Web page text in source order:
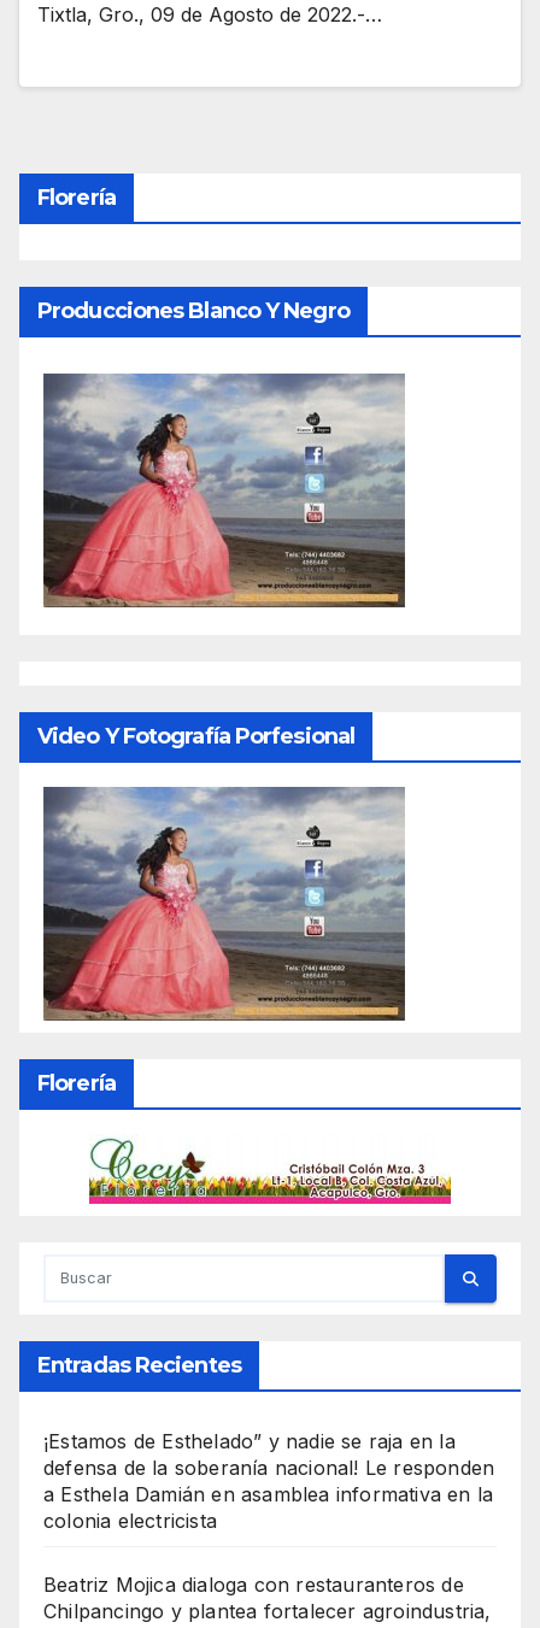
Tixtla, Gro., 09 de Agosto de 2022.-…
Florería
Producciones Blanco Y Negro
Video Y Fotografía Porfesional
Florería
Entradas Recientes
¡Estamos de Esthelado” y nadie se raja en la
defensa de la soberanía nacional! Le responden
a Esthela Damián en asamblea informativa en la
colonia electricista
Beatriz Mojica dialoga con restauranteros de
Chilpancingo y plantea fortalecer agroindustria,